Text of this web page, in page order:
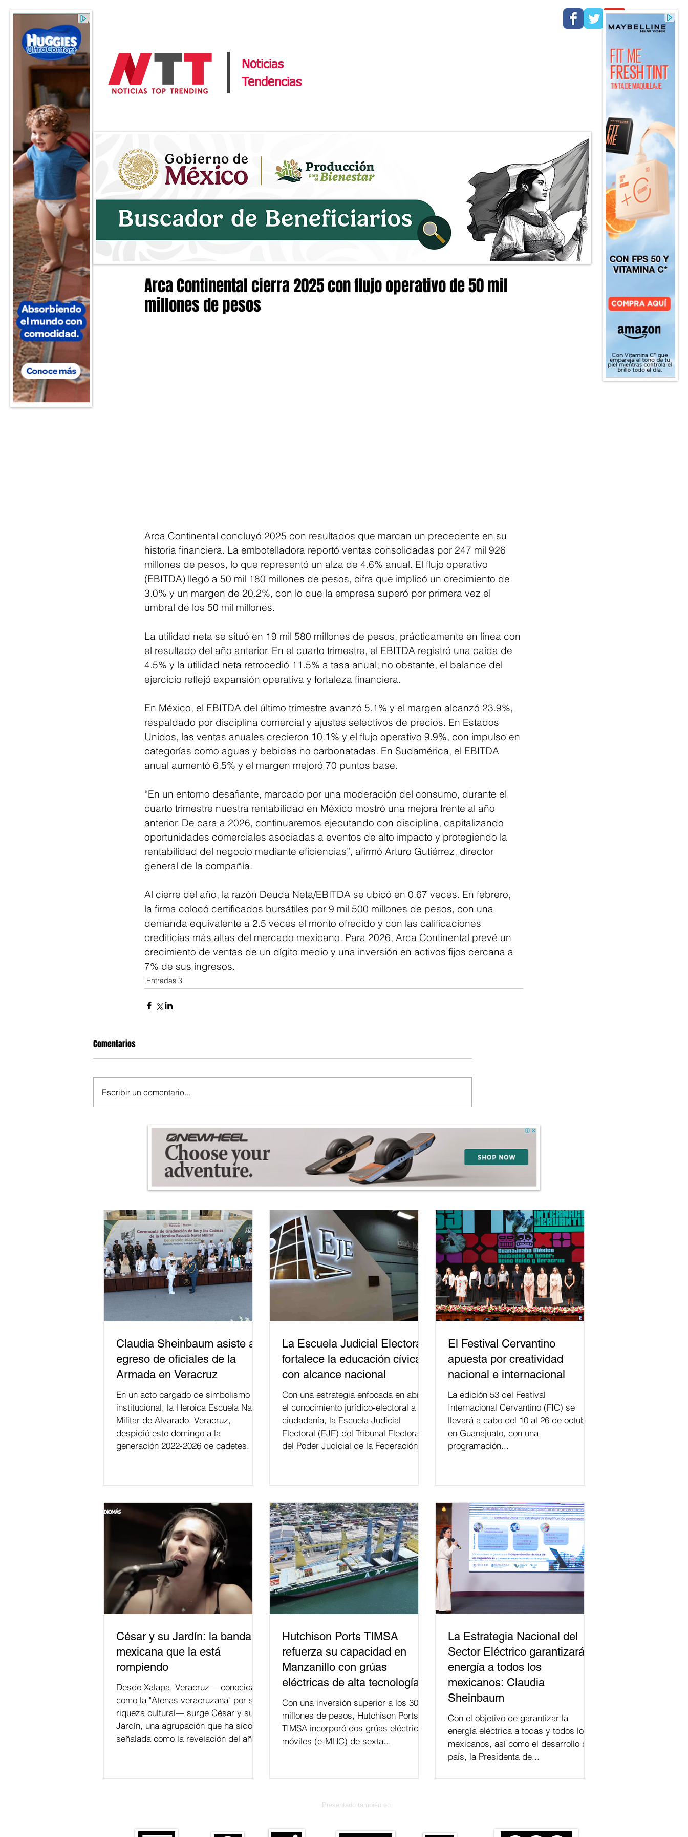
Noticias
Tendencias
Arca Continental cierra 2025 con flujo operativo de 50 mil
millones de pesos
Arca Continental concluyó 2025 con resultados que marcan un precedente en su
historia financiera. La embotelladora reportó ventas consolidadas por 247 mil 926
millones de pesos, lo que representó un alza de 4.6% anual. El flujo operativo
(EBITDA) llegó a 50 mil 180 millones de pesos, cifra que implicó un crecimiento de
3.0% y un margen de 20.2%, con lo que la empresa superó por primera vez el
umbral de los 50 mil millones.
La utilidad neta se situó en 19 mil 580 millones de pesos, prácticamente en línea con
el resultado del año anterior. En el cuarto trimestre, el EBITDA registró una caída de
4.5% y la utilidad neta retrocedió 11.5% a tasa anual; no obstante, el balance del
ejercicio reflejó expansión operativa y fortaleza financiera.
En México, el EBITDA del último trimestre avanzó 5.1% y el margen alcanzó 23.9%,
respaldado por disciplina comercial y ajustes selectivos de precios. En Estados
Unidos, las ventas anuales crecieron 10.1% y el flujo operativo 9.9%, con impulso en
categorías como aguas y bebidas no carbonatadas. En Sudamérica, el EBITDA
anual aumentó 6.5% y el margen mejoró 70 puntos base.
“En un entorno desafiante, marcado por una moderación del consumo, durante el
cuarto trimestre nuestra rentabilidad en México mostró una mejora frente al año
anterior. De cara a 2026, continuaremos ejecutando con disciplina, capitalizando
oportunidades comerciales asociadas a eventos de alto impacto y protegiendo la
rentabilidad del negocio mediante eficiencias”, afirmó Arturo Gutiérrez, director
general de la compañía.
Al cierre del año, la razón Deuda Neta/EBITDA se ubicó en 0.67 veces. En febrero,
la firma colocó certificados bursátiles por 9 mil 500 millones de pesos, con una
demanda equivalente a 2.5 veces el monto ofrecido y con las calificaciones
crediticias más altas del mercado mexicano. Para 2026, Arca Continental prevé un
crecimiento de ventas de un dígito medio y una inversión en activos fijos cercana a
7% de sus ingresos.
Entradas 3
Comentarios
Escribir un comentario...
Claudia Sheinbaum asiste a
egreso de oficiales de la
Armada en Veracruz
En un acto cargado de simbolismo
institucional, la Heroica Escuela Naval
Militar de Alvarado, Veracruz,
despidió este domingo a la
generación 2022-2026 de cadetes.
La Escuela Judicial Electoral
fortalece la educación cívica
con alcance nacional
Con una estrategia enfocada en abrir
el conocimiento jurídico-electoral a la
ciudadanía, la Escuela Judicial
Electoral (EJE) del Tribunal Electoral
del Poder Judicial de la Federación ha
relacionados con la democracia y el
del papel que ha asumido la EJE en la
difusión de la justicia electoral como
un bien público. La mayor parte de las
personas capacitadas no forma
El Festival Cervantino
apuesta por creatividad
nacional e internacional
La edición 53 del Festival
Internacional Cervantino (FIC) se
llevará a cabo del 10 al 26 de octubre
en Guanajuato, con una
programación...
César y su Jardín: la banda
mexicana que la está
rompiendo
Desde Xalapa, Veracruz —conocida
como la "Atenas veracruzana" por su
riqueza cultural— surge César y su
Jardín, una agrupación que ha sido
señalada como la revelación del año
Hutchison Ports TIMSA
refuerza su capacidad en
Manzanillo con grúas
eléctricas de alta tecnología
Con una inversión superior a los 300
millones de pesos, Hutchison Ports
TIMSA incorporó dos grúas eléctricas
móviles (e-MHC) de sexta...
La Estrategia Nacional del
Sector Eléctrico garantizará
energía a todos los
mexicanos: Claudia
Sheinbaum
Con el objetivo de garantizar la
energía eléctrica a todas y todos los
mexicanos, así como el desarrollo del
país, la Presidenta de...
Presentado también en